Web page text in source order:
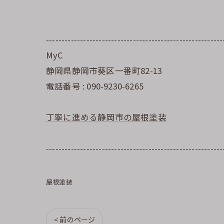
MyC
静岡県静岡市葵区一番町82-13
電話番号 : 090-9230-6265
丁寧に進める静岡市の屋根塗装
屋根塗装
< 前のページ